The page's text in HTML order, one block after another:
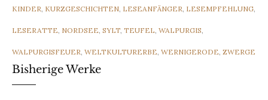
KINDER, KURZGESCHICHTEN, LESEANFÄNGER, LESEMPFEHLUNG,
LESERATTE, NORDSEE, SYLT, TEUFEL, WALPURGIS,
WALPURGISFEUER, WELTKULTURERBE, WERNIGERODE, ZWERGE
Bisherige Werke